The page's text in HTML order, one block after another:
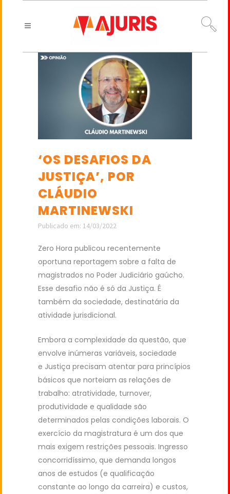
‘OS DESAFIOS DA
JUSTIÇA’, POR
CLÁUDIO
MARTINEWSKI
Publicado em: 14/03/2022
Zero Hora publicou recentemente
oportuna reportagem sobre a falta de
magistrados no Poder Judiciário gaúcho.
Esse desafio não é só da Justiça. É
também da sociedade, destinatária da
atividade jurisdicional.
Embora a complexidade da questão, que
envolve inúmeras variáveis, sociedade
e Justiça precisam atentar para princípios
básicos que norteiam as relações de
trabalho: atratividade, turnover,
produtividade e qualidade são
determinados pelas condições laborais. O
exercício da magistratura é um dos que
mais exigem restrições pessoais. Ingresso
concorridíssimo, que demanda longos
anos de estudos (e qualificação
constante ao longo da carreira) e custos,